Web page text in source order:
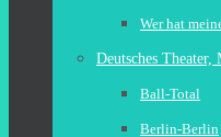
Wer hat
Deutsches Theater,
Ball-Total
Berlin-Berlin